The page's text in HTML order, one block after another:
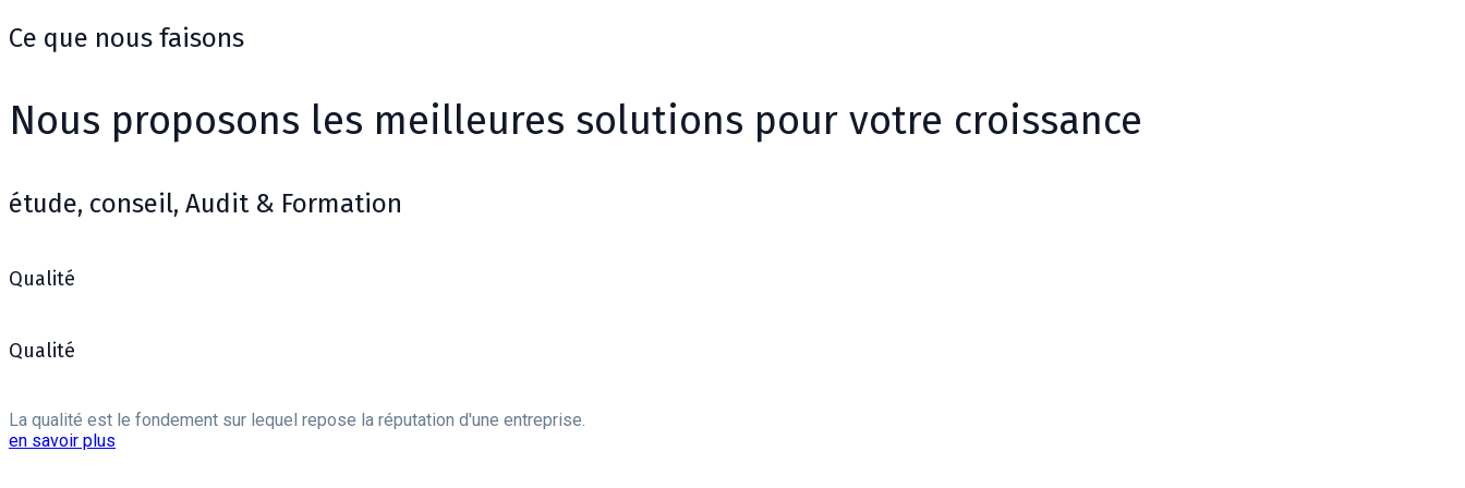
Ce que nous faisons
Nous proposons les meilleures solutions pour votre croissance
étude, conseil, Audit & Formation
Qualité
Qualité
La qualité est le fondement sur lequel repose la réputation d'une entreprise.
en savoir plus